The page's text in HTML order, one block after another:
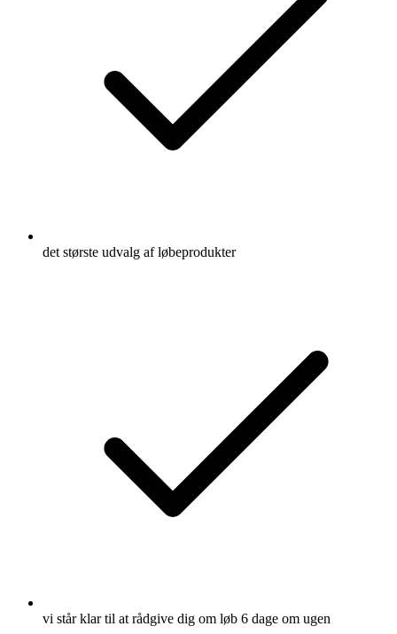
det største udvalg af løbeprodukter
vi står klar til at rådgive dig om løb 6 dage om ugen